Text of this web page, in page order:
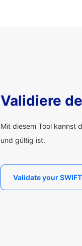
Validiere
Mit diesem Tool kannst
und gültig ist.
Validate your